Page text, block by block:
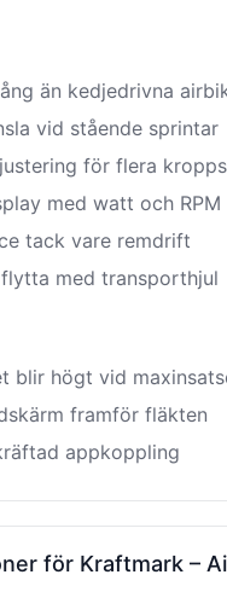
än kedjedrivna
vid stående sprintar
för flera
med watt och RPM
tack vare remdrift
med transporthjul
blir högt vid
framför fläkten
appkoppling
för Kraftmark –